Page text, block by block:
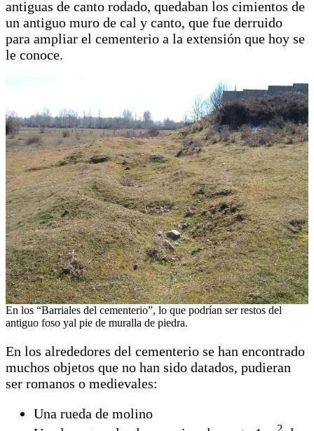
antiguas de canto rodado, quedaban los cimientos de
un antiguo muro de cal y canto, que fue derruido
para ampliar el cementerio a la extensión que hoy se
le conoce.
En los “Barriales del cementerio”, lo que podrían ser restos del
antiguo foso yal pie de muralla de piedra.
En los alrededores del cementerio se han encontrado
muchos objetos que no han sido datados, pudieran
ser romanos o medievales:
Una rueda de molino